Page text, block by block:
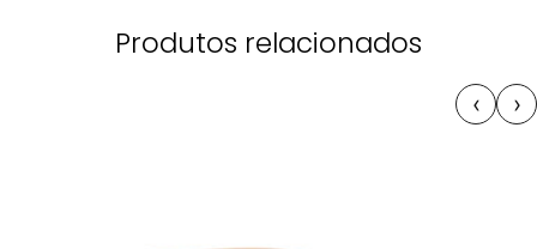
Produtos relacionados
‹ ›